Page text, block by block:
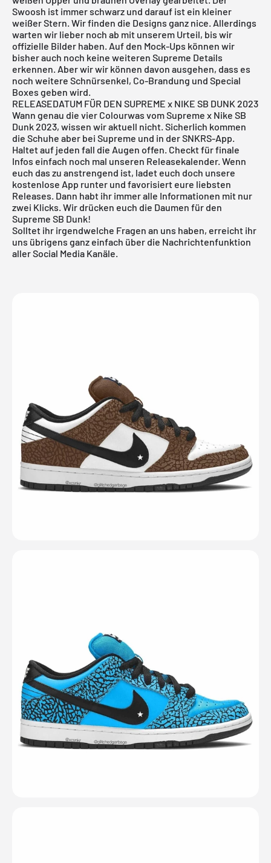
Swoosh ist immer schwarz und darauf ist ein kleiner
weißer Stern. Wir finden die Designs ganz nice. Allerdings
warten wir lieber noch ab mit unserem Urteil, bis wir
offizielle Bilder haben. Auf den Mock-Ups können wir
bisher auch noch keine weiteren Supreme Details
erkennen. Aber wir wir können davon ausgehen, dass es
noch weitere Schnürsenkel, Co-Brandung und Special
Boxes geben wird.
RELEASEDATUM FÜR DEN SUPREME x NIKE SB DUNK 2023
Wann genau die vier Colourwas vom Supreme x Nike SB
Dunk 2023, wissen wir aktuell nicht. Sicherlich kommen
die Schuhe aber bei Supreme und in derSNKRS-App.
Haltet auf jeden fall die Augen offen. Checkt für finale
Infos einfach noch mal unseren Releasekalender. Wenn
euch das zu anstrengend ist, ladet euch doch unsere
kostenlose App runter und favorisiert eure liebsten
Releases. Dann habt ihr immer alle Informationen mit nur
zwei Klicks. Wir drücken euch die Daumen für den
Supreme SB Dunk!
Solltet ihr irgendwelche Fragen an uns haben, erreicht ihr
uns übrigens ganz einfach über die Nachrichtenfunktion
aller Social Media Kanäle.